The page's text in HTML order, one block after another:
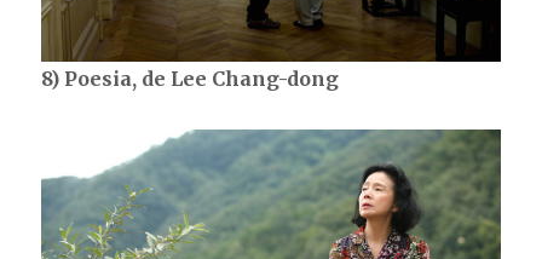
8) Poesia, de Lee Chang-dong